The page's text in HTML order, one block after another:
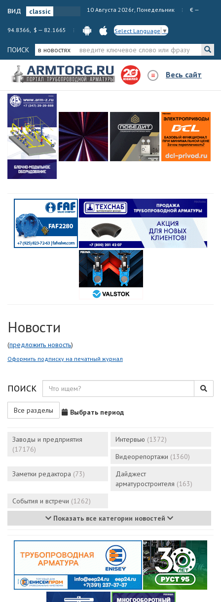
вид 10 Августа 2026г, Понедельник € —
94.8366, $ — 82.1665 Select Language ▼
ПОИСК в новостях
Весь сайт
Новости
(предложить новость)
Оформить подписку на печатный журнал
ПОИСК
Все разделы Выбрать период
Заводы и предприятия
(17176)
Интервью (1372)
Видеорепортажи (1360)
Заметки редактора (73)
Дайджест
арматуростроителя (163)
События и встречи (1262)
Показать все категории новостей